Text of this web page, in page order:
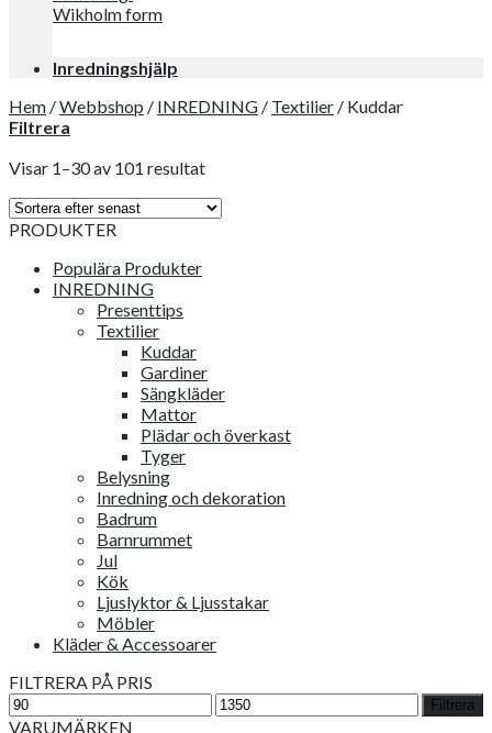
Wikholm form
Inredningshjälp
Hem /Webbshop / INREDNING / Textilier / Kuddar
Filtrera
Visar 1–30 av 101 resultat
PRODUKTER
Populära Produkter
INREDNING
Presenttips
Textilier
Kuddar
Gardiner
Sängkläder
Mattor
Plädar och överkast
Tyger
Belysning
Inredning och dekoration
Badrum
Barnrummet
Jul
Kök
Ljuslyktor & Ljusstakar
Möbler
Kläder & Accessoarer
FILTRERA PÅ PRIS
Min
pris
Max
pris
Filtrera
VARUMÄRKEN